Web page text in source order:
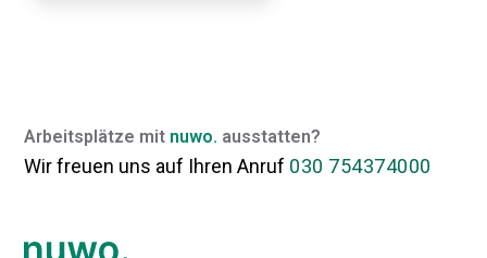
der Emissionen entsteht
in alltäglichen
Energieverbrauch bis hin
Arbeitszeit zu
Arbeitsplätze mit nuwo. ausstatten?
Wir freuen uns auf Ihren Anruf 030 754374000